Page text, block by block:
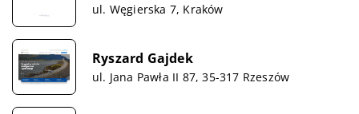
ul. Węgierska 7, Kraków
Ryszard Gajdek
ul. Jana Pawła II 87, 35-317 Rzeszów